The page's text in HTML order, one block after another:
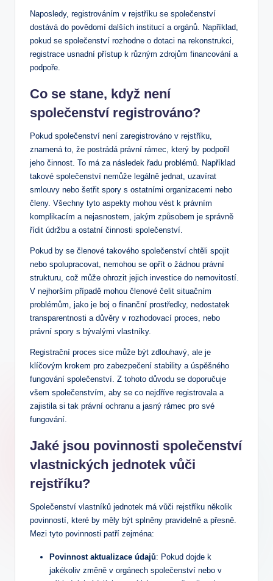
Naposledy, registrováním v⁢ rejstříku se společenství
dostává do povědomí dalších institucí a⁢ orgánů. Například,
pokud se společenství ‍rozhodne o ​dotaci na‍ rekonstrukci,
registrace usnadní přístup k různým zdrojům financování a​
podpoře.
Co se stane, když není
společenství ‌registrováno?
Pokud společenství ​není zaregistrováno v rejstříku,⁤
znamená ⁤to, že postrádá právní‍ rámec, který by podpořil ​
jeho činnost. To má za následek řadu problémů. ‌Například
takové společenství nemůže legálně jednat, uzavírat​
smlouvy nebo šetřit spory s ostatními‍ organizacemi nebo
členy. Všechny ​tyto aspekty ⁤mohou vést k⁢ právním ​
komplikacím a nejasnostem, ​jakým způsobem je správně
řídit údržbu a ostatní činnosti společenství.
Pokud ‌by se ‌členové takového společenství⁤ chtěli spojit
⁣nebo spolupracovat, nemohou‌ se opřít o žádnou právní
strukturu, což může ohrozit jejich investice do nemovitostí.‌
V ⁢nejhorším ⁤případě mohou členové čelit situačním
problémům, jako je boj o finanční ⁣prostředky, nedostatek
transparentnosti ​a důvěry‍ v rozhodovací proces, nebo
právní spory s bývalými ‍vlastníky.
Registrační proces sice může být zdlouhavý, ale je
klíčovým krokem pro zabezpečení stability a úspěšného
fungování ‌společenství. Z tohoto důvodu‍ se doporučuje
všem společenstvím, ‌aby se co nejdříve registrovala a
zajistila si tak právní ochranu ⁢a jasný rámec pro své
fungování.
Jaké jsou ⁣povinnosti‌ společenství
vlastnických jednotek vůči
rejstříku?
Společenství vlastníků jednotek má vůči rejstříku několik
povinností, které⁣ by měly být⁢ splněny pravidelně a ⁢přesně.
Mezi ⁣tyto povinnosti⁢ patří zejména:
Povinnost ‍aktualizace údajů: Pokud dojde k
jakékoliv změně v orgánech společenství ⁣nebo v